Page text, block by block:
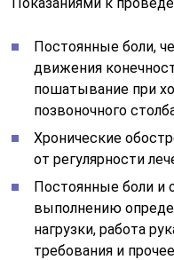
Постоянные боли,
движения
пошатывание при
позвоночного
Хронические
от регулярности
Постоянные боли и
выполнению
нагрузки, работа
требования и